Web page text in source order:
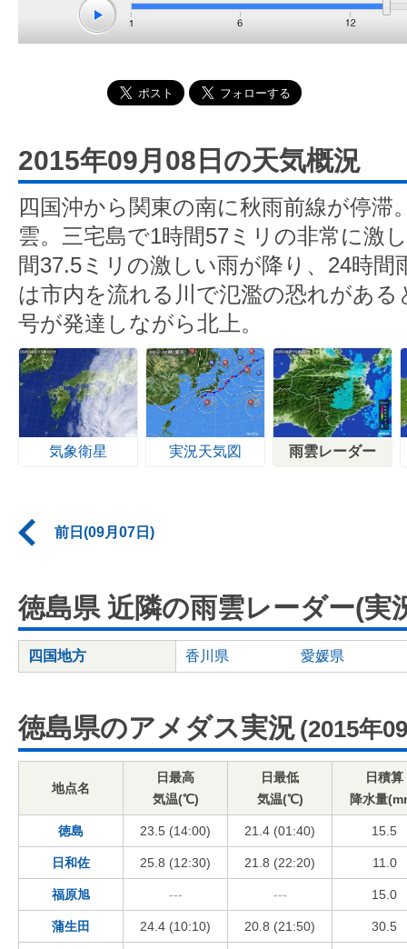
2015年09月08日の天気概況
四国沖から関東の南に秋雨前線が停滞
雲。三宅島で1時間57ミリの非常に激
間37.5ミリの激しい雨が降り、24時間
は市内を流れる川で氾濫の恐れがある
号が発達しながら北上。
気象衛星 実況天気図 雨雲レーダー
前日(09月07日)
徳島県 近隣の雨雲レーダー(実
四国地方 香川県 愛媛県
徳島県のアメダス実況 (2015年
地点名
日最高
気温(℃)
日最低
気温(℃)
日積算
降水量
徳島 23.5 (14:00) 21.4 (01:40) 15.5
日和佐 25.8 (12:30) 21.8 (22:20) 11.0
福原旭 --- --- 15.0
蒲生田 24.4 (10:10) 20.8 (21:50) 30.5